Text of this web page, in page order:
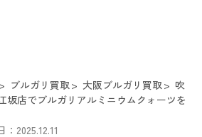
ブルガリ買取 大阪ブルガリ買取
吹
坂店でブルガリアルミニウムクォーツを
：2025.12.11